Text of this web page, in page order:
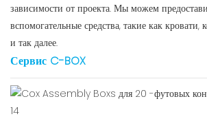
зависимости от проекта. Мы можем
вспомогательные средства, такие как
и так далее.
Сервис C-BOX